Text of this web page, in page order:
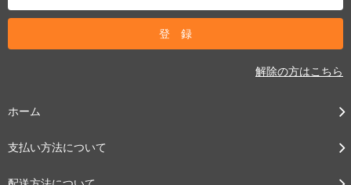
解除の方はこちら
ホーム
支払い方法について